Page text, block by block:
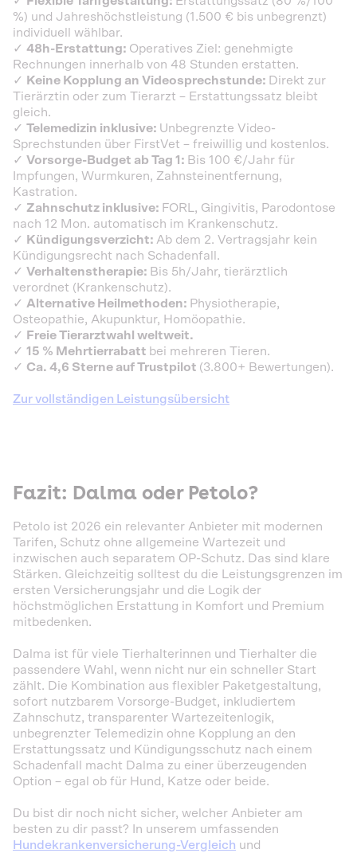
%) und Jahreshöchstleistung (1.500 € bis unbegrenzt)
individuell wählbar.
✓ 48h-Erstattung: Operatives Ziel: genehmigte
Rechnungen innerhalb von 48 Stunden erstatten.
✓ Keine Kopplung an Videosprechstunde: Direkt zur
Tierärztin oder zum Tierarzt – Erstattungssatz bleibt
gleich.
✓ Telemedizin inklusive: Unbegrenzte Video-
Sprechstunden über FirstVet – freiwillig und kostenlos.
✓ Vorsorge-Budget ab Tag 1: Bis 100 €/Jahr für
Impfungen, Wurmkuren, Zahnsteinentfernung,
Kastration.
✓ Zahnschutz inklusive: FORL, Gingivitis, Parodontose
nach 12 Mon. automatisch im Krankenschutz.
✓ Kündigungsverzicht: Ab dem 2. Vertragsjahr kein
Kündigungsrecht nach Schadenfall.
✓ Verhaltenstherapie: Bis 5h/Jahr, tierärztlich
verordnet (Krankenschutz).
✓ Alternative Heilmethoden: Physiotherapie,
Osteopathie, Akupunktur, Homöopathie.
✓ Freie Tierarztwahl weltweit.
✓ 15 % Mehrtierrabatt bei mehreren Tieren.
✓ Ca. 4,6 Sterne auf Trustpilot (3.800+ Bewertungen).
Zur vollständigen Leistungsübersicht
Fazit: Dalma oder Petolo?
Petolo ist 2026 ein relevanter Anbieter mit modernen
Tarifen, Schutz ohne allgemeine Wartezeit und
inzwischen auch separatem OP-Schutz. Das sind klare
Stärken. Gleichzeitig solltest du die Leistungsgrenzen im
ersten Versicherungsjahr und die Logik der
höchstmöglichen Erstattung in Komfort und Premium
mitbedenken.
Dalma ist für viele Tierhalterinnen und Tierhalter die
passendere Wahl, wenn nicht nur ein schneller Start
zählt. Die Kombination aus flexibler Paketgestaltung,
sofort nutzbarem Vorsorge-Budget, inkludiertem
Zahnschutz, transparenter Wartezeitenlogik,
unbegrenzter Telemedizin ohne Kopplung an den
Erstattungssatz und Kündigungsschutz nach einem
Schadenfall macht Dalma zu einer überzeugenden
Option – egal ob für Hund, Katze oder beide.
Du bist dir noch nicht sicher, welcher Anbieter am
besten zu dir passt? In unserem umfassenden
Hundekrankenversicherung-Vergleich und